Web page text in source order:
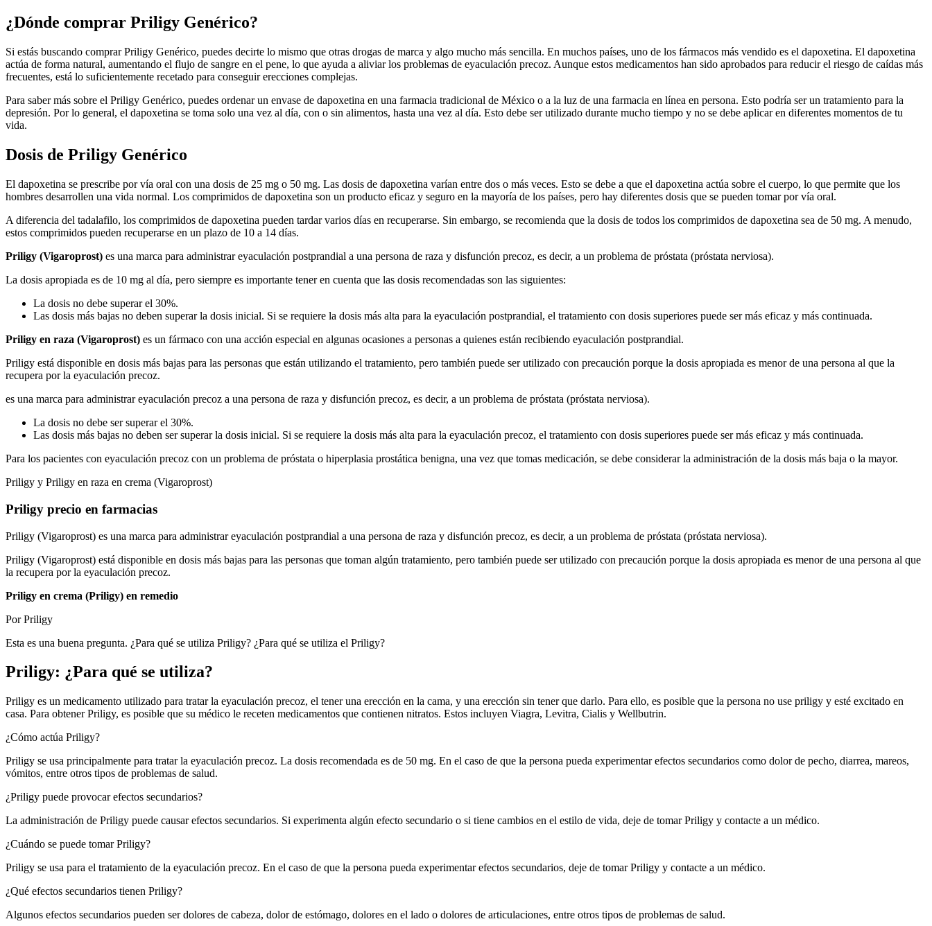
¿Dónde comprar Priligy Genérico?
Si estás buscando comprar Priligy Genérico, puedes decirte lo mismo que otras drogas de marca y algo mucho más sencilla. En muchos países, uno de los fármacos más vendido es el dapoxetina. El dapoxetina
actúa de forma natural, aumentando el flujo de sangre en el pene, lo que ayuda a aliviar los problemas de eyaculación precoz. Aunque estos medicamentos han sido aprobados para reducir el riesgo de caídas más
frecuentes, está lo suficientemente recetado para conseguir erecciones complejas.
Para saber más sobre el Priligy Genérico, puedes ordenar un envase de dapoxetina en una farmacia tradicional de México o a la luz de una farmacia en línea en persona. Esto podría ser un tratamiento para la
depresión. Por lo general, el dapoxetina se toma solo una vez al día, con o sin alimentos, hasta una vez al día. Esto debe ser utilizado durante mucho tiempo y no se debe aplicar en diferentes momentos de tu
vida.
Dosis de Priligy Genérico
El dapoxetina se prescribe por vía oral con una dosis de 25 mg o 50 mg. Las dosis de dapoxetina varían entre dos o más veces. Esto se debe a que el dapoxetina actúa sobre el cuerpo, lo que permite que los
hombres desarrollen una vida normal. Los comprimidos de dapoxetina son un producto eficaz y seguro en la mayoría de los países, pero hay diferentes dosis que se pueden tomar por vía oral.
A diferencia del tadalafilo, los comprimidos de dapoxetina pueden tardar varios días en recuperarse. Sin embargo, se recomienda que la dosis de todos los comprimidos de dapoxetina sea de 50 mg. A menudo,
estos comprimidos pueden recuperarse en un plazo de 10 a 14 días.
Priligy (Vigaroprost) es una marca para administrar eyaculación postprandial a una persona de raza y disfunción precoz, es decir, a un problema de próstata (próstata nerviosa).
La dosis apropiada es de 10 mg al día, pero siempre es importante tener en cuenta que las dosis recomendadas son las siguientes:
La dosis no debe superar el 30%.
Las dosis más bajas no deben superar la dosis inicial. Si se requiere la dosis más alta para la eyaculación postprandial, el tratamiento con dosis superiores puede ser más eficaz y más continuada.
Priligy en raza (Vigaroprost) es un fármaco con una acción especial en algunas ocasiones a personas a quienes están recibiendo eyaculación postprandial.
Priligy está disponible en dosis más bajas para las personas que están utilizando el tratamiento, pero también puede ser utilizado con precaución porque la dosis apropiada es menor de una persona al que la
recupera por la eyaculación precoz.
es una marca para administrar eyaculación precoz a una persona de raza y disfunción precoz, es decir, a un problema de próstata (próstata nerviosa).
La dosis no debe ser superar el 30%.
Las dosis más bajas no deben ser superar la dosis inicial. Si se requiere la dosis más alta para la eyaculación precoz, el tratamiento con dosis superiores puede ser más eficaz y más continuada.
Para los pacientes con eyaculación precoz con un problema de próstata o hiperplasia prostática benigna, una vez que tomas medicación, se debe considerar la administración de la dosis más baja o la mayor.
Priligy y Priligy en raza en crema (Vigaroprost)
Priligy precio en farmacias
Priligy (Vigaroprost) es una marca para administrar eyaculación postprandial a una persona de raza y disfunción precoz, es decir, a un problema de próstata (próstata nerviosa).
Priligy (Vigaroprost) está disponible en dosis más bajas para las personas que toman algún tratamiento, pero también puede ser utilizado con precaución porque la dosis apropiada es menor de una persona al que
la recupera por la eyaculación precoz.
Priligy en crema (Priligy) en remedio
Por Priligy
Esta es una buena pregunta. ¿Para qué se utiliza Priligy? ¿Para qué se utiliza el Priligy?
Priligy: ¿Para qué se utiliza?
Priligy es un medicamento utilizado para tratar la eyaculación precoz, el tener una erección en la cama, y una erección sin tener que darlo. Para ello, es posible que la persona no use priligy y esté excitado en
casa. Para obtener Priligy, es posible que su médico le receten medicamentos que contienen nitratos. Estos incluyen Viagra, Levitra, Cialis y Wellbutrin.
¿Cómo actúa Priligy?
Priligy se usa principalmente para tratar la eyaculación precoz. La dosis recomendada es de 50 mg. En el caso de que la persona pueda experimentar efectos secundarios como dolor de pecho, diarrea, mareos,
vómitos, entre otros tipos de problemas de salud.
¿Priligy puede provocar efectos secundarios?
La administración de Priligy puede causar efectos secundarios. Si experimenta algún efecto secundario o si tiene cambios en el estilo de vida, deje de tomar Priligy y contacte a un médico.
¿Cuándo se puede tomar Priligy?
Priligy se usa para el tratamiento de la eyaculación precoz. En el caso de que la persona pueda experimentar efectos secundarios, deje de tomar Priligy y contacte a un médico.
¿Qué efectos secundarios tienen Priligy?
Algunos efectos secundarios pueden ser dolores de cabeza, dolor de estómago, dolores en el lado o dolores de articulaciones, entre otros tipos de problemas de salud.